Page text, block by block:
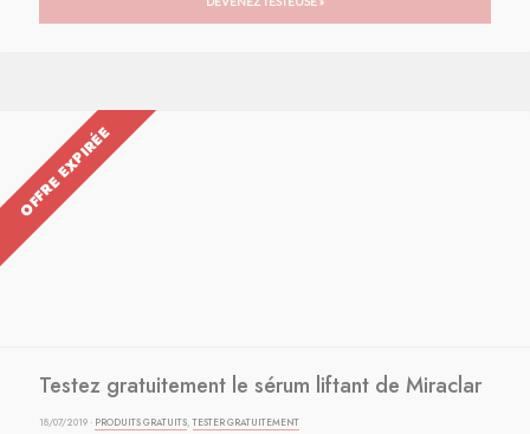
OFFRE EXPIRÉE
Testez gratuitement le sérum liftant de Miraclar
18/07/2019 · PRODUITS GRATUITS,TESTER GRATUITEMENT